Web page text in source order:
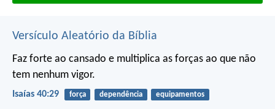
Versículo Aleatório da Bíblia
Faz forte ao cansado e multiplica as forças ao que não
tem nenhum vigor.
Isaías 40:29 força dependência equipamentos